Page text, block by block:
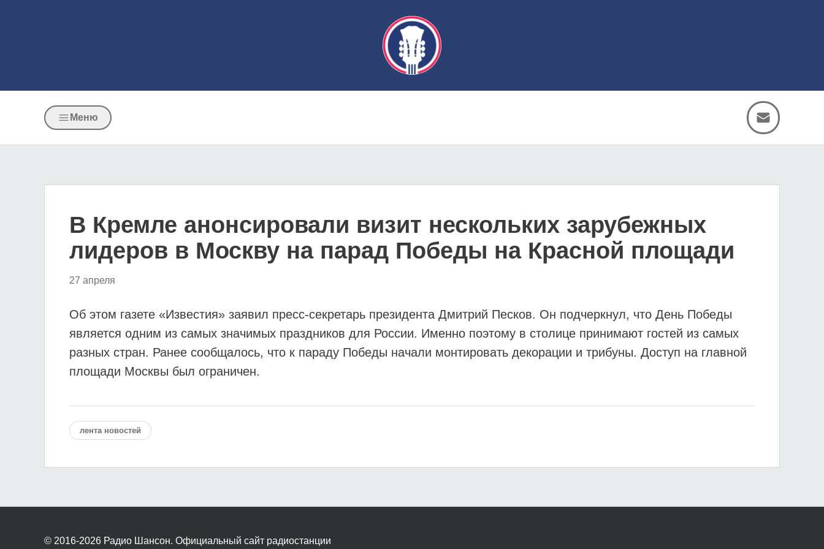
Меню
В Кремле анонсировали визит нескольких зарубежных
лидеров в Москву на парад Победы на Красной площади
27 апреля
Об этом газете «Известия» заявил пресс-секретарь президента Дмитрий Песков. Он подчеркнул, что День Победы
является одним из самых значимых праздников для России. Именно поэтому в столице принимают гостей из самых
разных стран. Ранее сообщалось, что к параду Победы начали монтировать декорации и трибуны. Доступ на главной
площади Москвы был ограничен.
лента новостей
© 2016-2026 Радио Шансон. Официальный сайт радиостанции